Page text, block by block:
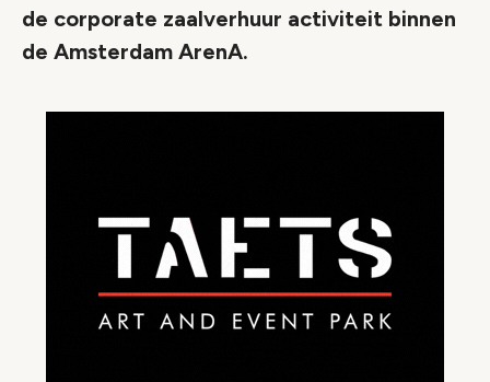
de corporate zaalverhuur activiteit binnen
de Amsterdam ArenA.